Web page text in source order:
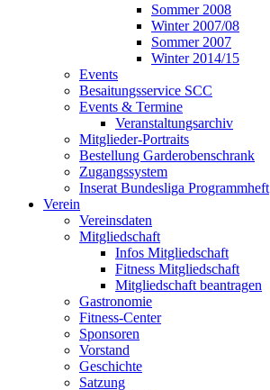
Sommer 2008
Winter 2007/08
Sommer 2007
Winter 2014/15
Events
Besaitungsservice SCC
Events & Termine
Veranstaltungsarchiv
Mitglieder-Portraits
Bestellung Garderobenschrank
Zugangssystem
Inserat Bundesliga Programmheft
Verein
Vereinsdaten
Mitgliedschaft
Infos Mitgliedschaft
Fitness Mitgliedschaft
Mitgliedschaft beantragen
Gastronomie
Fitness-Center
Sponsoren
Vorstand
Geschichte
Satzung